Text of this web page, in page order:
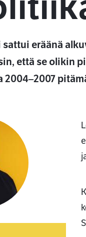
eräänä
että se olikin
2004–2007